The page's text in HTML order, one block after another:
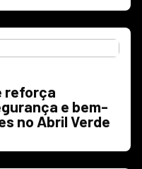
reforça
e bem-
no Abril Verde